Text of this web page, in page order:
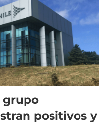
grupo
positivos y